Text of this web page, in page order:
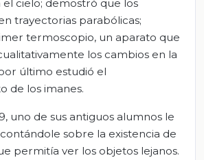
cielo; demostró que los
trayectorias parabólicas;
termoscopio, un aparato que
los cambios en la
último estudió el
de los imanes.
uno de sus antiguos alumnos le
sobre la existencia de
permitía ver los objetos lejanos.